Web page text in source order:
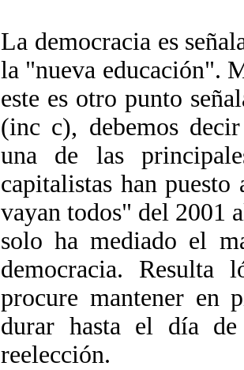
La democracia es
la "nueva educación".
este es otro punto
(inc c), debemos
una de las
capitalistas han
vayan todos" del 2001
solo ha mediado el
democracia. Resulta
procure mantener en
durar hasta el día
reelección.